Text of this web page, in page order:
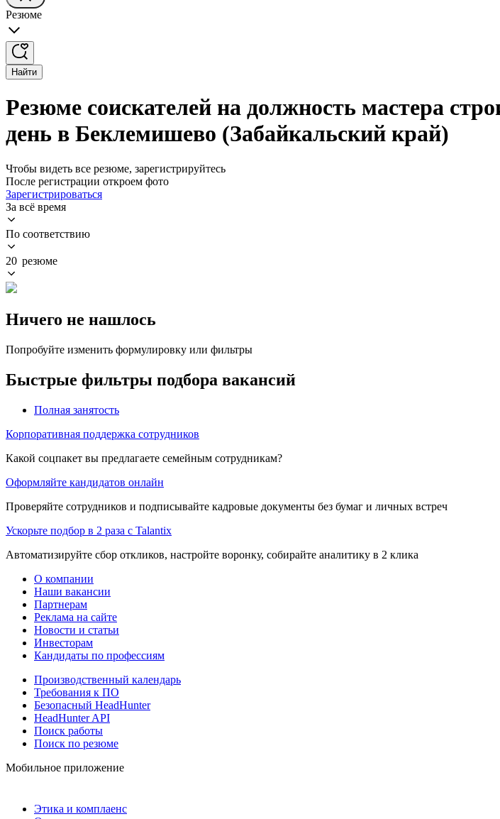
Резюме
Найти
Резюме соискателей на должность мастера
день в Беклемишево (Забайкальский край)
Чтобы видеть все резюме, зарегистрируйтесь
После регистрации откроем фото
Зарегистрироваться
За всё время
По соответствию
20 резюме
Ничего не нашлось
Попробуйте изменить формулировку или фильтры
Быстрые фильтры подбора вакансий
Полная занятость
Корпоративная поддержка сотрудников
Какой соцпакет вы предлагаете семейным сотрудникам?
Оформляйте кандидатов онлайн
Проверяйте сотрудников и подписывайте кадровые документы без бумаг и личных встреч
Ускорьте подбор в 2 раза с Talantix
Автоматизируйте сбор откликов, настройте воронку, собирайте аналитику в 2 клика
О компании
Наши вакансии
Партнерам
Реклама на сайте
Новости и статьи
Инвесторам
Кандидаты по профессиям
Производственный календарь
Требования к ПО
Безопасный HeadHunter
HeadHunter API
Поиск работы
Поиск по резюме
Мобильное приложение
Этика и комплаенс